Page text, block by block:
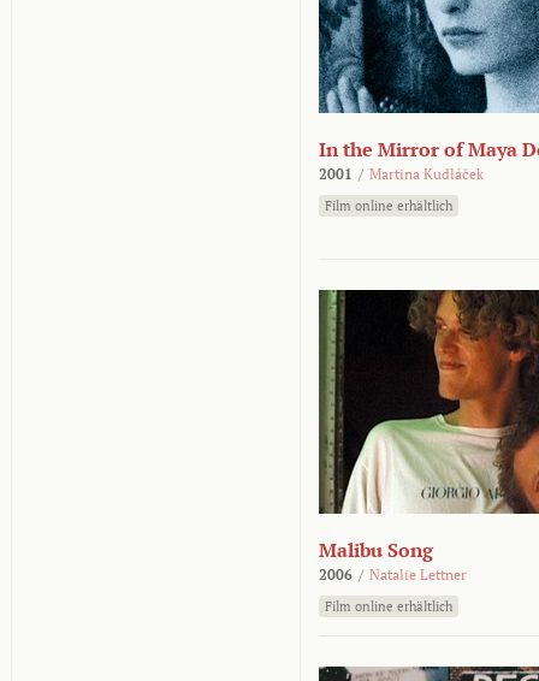
In the Mirror of Maya
2001 / Martina Kudláček
Film online erhältlich
Malibu Song
2006 / Natalie Lettner
Film online erhältlich